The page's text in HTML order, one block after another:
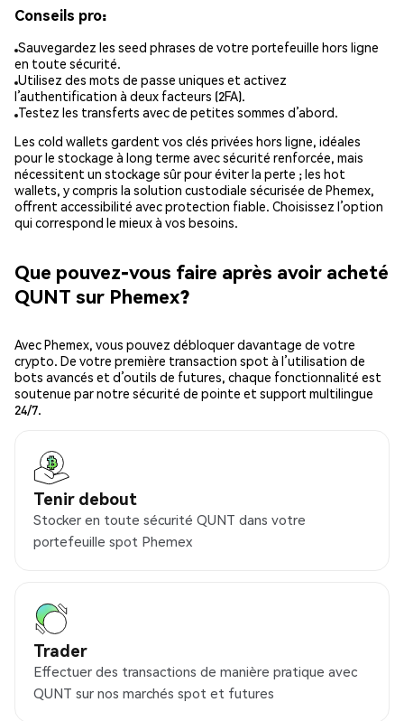
Conseils pro:
Sauvegardez les seed phrases de votre portefeuille hors ligne
en toute sécurité.
Utilisez des mots de passe uniques et activez
l’authentification à deux facteurs (2FA).
Testez les transferts avec de petites sommes d’abord.
Les cold wallets gardent vos clés privées hors ligne, idéales
pour le stockage à long terme avec sécurité renforcée, mais
nécessitent un stockage sûr pour éviter la perte ; les hot
wallets, y compris la solution custodiale sécurisée de Phemex,
offrent accessibilité avec protection fiable. Choisissez l’option
qui correspond le mieux à vos besoins.
Que pouvez-vous faire après avoir acheté
QUNT sur Phemex?
Avec Phemex, vous pouvez débloquer davantage de votre
crypto. De votre première transaction spot à l’utilisation de
bots avancés et d’outils de futures, chaque fonctionnalité est
soutenue par notre sécurité de pointe et support multilingue
24/7.
Tenir debout
Stocker en toute sécurité QUNT dans votre
portefeuille spot Phemex
Trader
Effectuer des transactions de manière pratique avec
QUNT sur nos marchés spot et futures